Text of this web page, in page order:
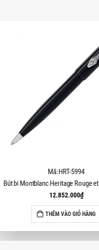
Mã:HRT-5994
12.852.000₫
THÊM VÀO GIỎ HÀNG